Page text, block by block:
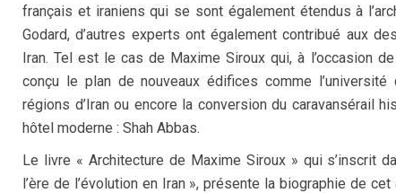
français et iraniens qui se sont également étendus à
Godard, d’autres experts ont également contribué aux
Iran. Tel est le cas de Maxime Siroux qui, à l’occasion
conçu le plan de nouveaux édifices comme
régions d’Iran ou encore la conversion du caravansérail
hôtel moderne : Shah Abbas.
Le livre « Architecture de Maxime Siroux » qui s’inscrit
l’ère de l’évolution en Iran », présente la biographie de